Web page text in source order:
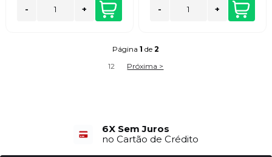
- + - +
Página1 de2
12 Próxima >
6X Sem Juros
no Cartão de Crédito